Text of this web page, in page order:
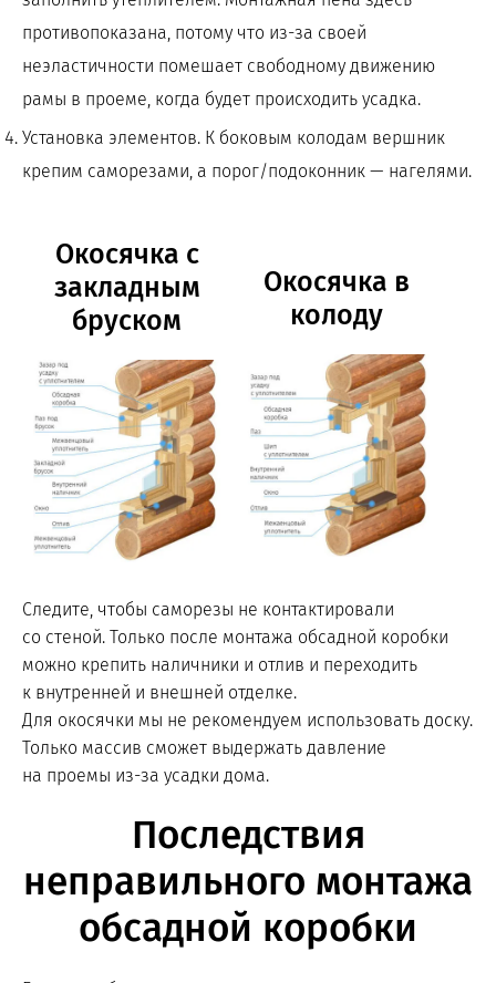
противопоказана, потому что из-за своей
неэластичности помешает свободному движению
рамы в проеме, когда будет происходить усадка.
Установка элементов. К боковым колодам вершник
крепим саморезами, а порог/подоконник — нагелями.
Окосячка с
закладным
бруском
Окосячка в
колоду
Следите, чтобы саморезы не контактировали
со стеной. Только после монтажа обсадной коробки
можно крепить наличники и отлив и переходить
к внутренней и внешней отделке.
Для окосячки мы не рекомендуем использовать доску.
Только массив сможет выдержать давление
на проемы из-за усадки дома.
Последствия
неправильного монтажа
обсадной коробки